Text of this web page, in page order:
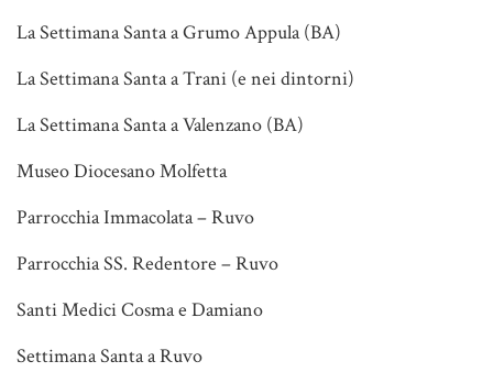
La Settimana Santa a Grumo Appula (BA)
La Settimana Santa a Trani (e nei dintorni)
La Settimana Santa a Valenzano (BA)
Museo Diocesano Molfetta
Parrocchia Immacolata – Ruvo
Parrocchia SS. Redentore – Ruvo
Santi Medici Cosma e Damiano
Settimana Santa a Ruvo